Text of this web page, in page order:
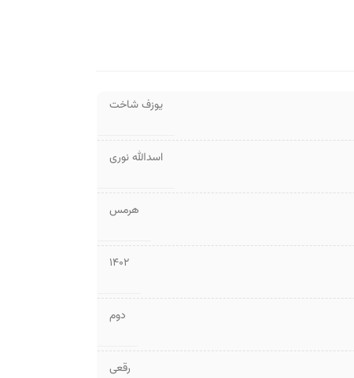
یوزف شاخت
اسدالله نوری
هرمس
1402
دوم
رقعی